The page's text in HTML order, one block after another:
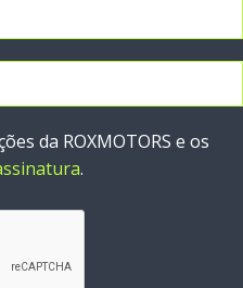
da ROXMOTORS e os
.